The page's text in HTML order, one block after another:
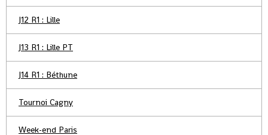
J12 R1 : Lille
J13 R1 : Lille PT
J14 R1 : Béthune
Tournoi Cagny
Week-end Paris